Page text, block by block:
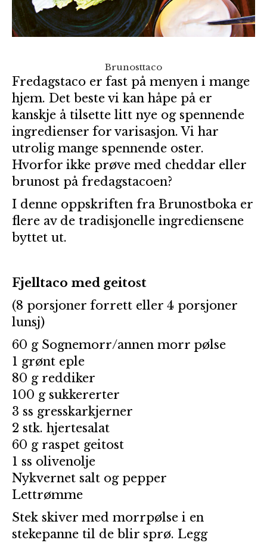
Brunosttaco
Fredagstaco er fast på menyen i mange
hjem. Det beste vi kan håpe på er
kanskje å tilsette litt nye og spennende
ingredienser for varisasjon. Vi har
utrolig mange spennende oster.
Hvorfor ikke prøve med cheddar eller
brunost på fredagstacoen?
I denne oppskriften fra Brunostboka er
flere av de tradisjonelle ingrediensene
byttet ut.
Fjelltaco med geitost
(8 porsjoner forrett eller 4 porsjoner
lunsj)
60 g Sognemorr/annen morr pølse
1 grønt eple
80 g reddiker
100 g sukkererter
3 ss gresskarkjerner
2 stk. hjertesalat
60 g raspet geitost
1 ss olivenolje
Nykvernet salt og pepper
Lettrømme
Stek skiver med morrpølse i en
stekepanne til de blir sprø. Legg